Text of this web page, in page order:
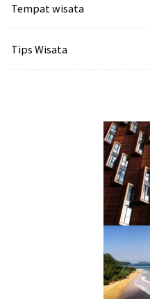
Tempat wisata‎
Tips Wisata